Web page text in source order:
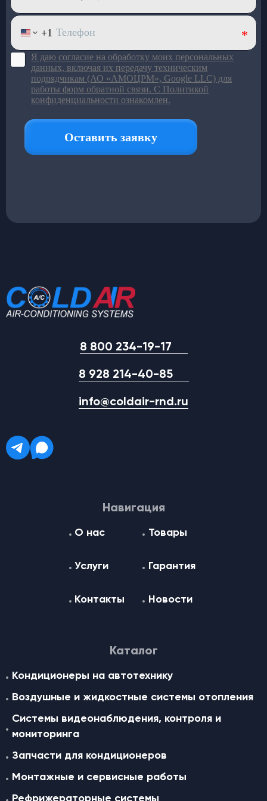
8 800 234-19-17
8 928 214-40-85
info@coldair-rnd.ru
Навигация
О нас Товары
Услуги Гарантия
Контакты Новости
Каталог
Кондиционеры на автотехнику
Воздушные и жидкостные cистемы отопления
Системы видеонаблюдения, контроля и
мониторинга
Запчасти для кондиционеров
Монтажные и сервисные работы
Рефрижераторные системы
Большой ряд моделей подразный пассажиропоток
Подробнее в каталоге